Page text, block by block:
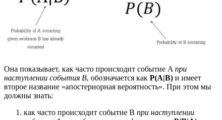
Она показывает, как часто происходит событие A при
наступлении события B, обозначается как P(A|B) и имеет
второе название «апостериорная вероятность». При этом мы
должны знать:
как часто происходит событие B при наступлении